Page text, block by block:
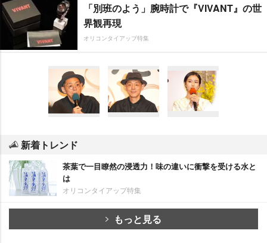
「別班のよう」腕時計で『VIVANT』の世
界観再現
オリコンタイアップ特集
新着トレンド
茶葉で一目瞭然の浸透力！味の違いに衝撃を受ける水と
は
オリコンタイアップ特集
もっと見る